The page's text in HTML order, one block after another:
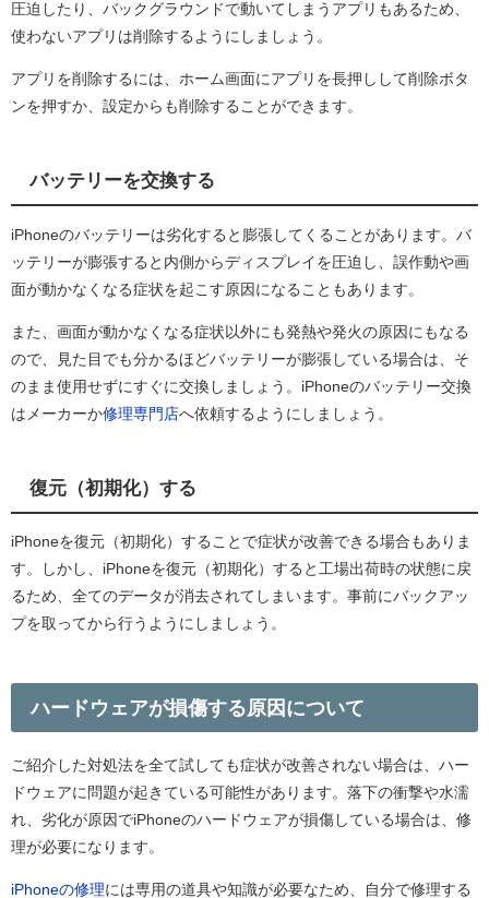
圧迫したり、バックグラウンドで動いてしまうアプリもあるため、
使わないアプリは削除するようにしましょう。
アプリを削除するには、ホーム画面にアプリを長押しして削除ボタ
ンを押すか、設定からも削除することができます。
バッテリーを交換する
iPhoneのバッテリーは劣化すると膨張してくることがあります。バ
ッテリーが膨張すると内側からディスプレイを圧迫し、誤作動や画
面が動かなくなる症状を起こす原因になることもあります。
また、画面が動かなくなる症状以外にも発熱や発火の原因にもなる
ので、見た目でも分かるほどバッテリーが膨張している場合は、そ
のまま使用せずにすぐに交換しましょう。iPhoneのバッテリー交換
はメーカーか修理専門店へ依頼するようにしましょう。
復元（初期化）する
iPhoneを復元（初期化）することで症状が改善できる場合もありま
す。しかし、iPhoneを復元（初期化）すると工場出荷時の状態に戻
るため、全てのデータが消去されてしまいます。事前にバックアッ
プを取ってから行うようにしましょう。
ハードウェアが損傷する原因について
ご紹介した対処法を全て試しても症状が改善されない場合は、ハー
ドウェアに問題が起きている可能性があります。落下の衝撃や水濡
れ、劣化が原因でiPhoneのハードウェアが損傷している場合は、修
理が必要になります。
iPhoneの修理には専用の道具や知識が必要なため、自分で修理する